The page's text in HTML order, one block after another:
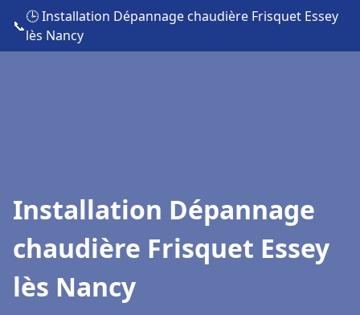
📞
🕒 Installation Dépannage chaudière Frisquet Essey
lès Nancy
Installation Dépannage
chaudière Frisquet Essey
lès Nancy